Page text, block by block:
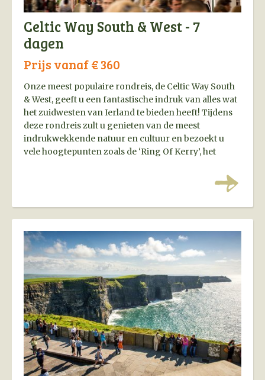
Celtic Way South & West - 7
dagen
Prijs vanaf € 360
Onze meest populaire rondreis, de Celtic Way South
& West, geeft u een fantastische indruk van alles wat
het zuidwesten van Ierland te bieden heeft! Tijdens
deze rondreis zult u genieten van de meest
indrukwekkende natuur en cultuur en bezoekt u
vele hoogtepunten zoals de ‘Ring Of Kerry’, het